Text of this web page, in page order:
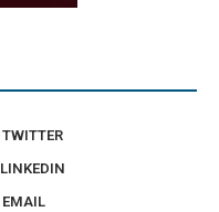
TWITTER
LINKEDIN
EMAIL